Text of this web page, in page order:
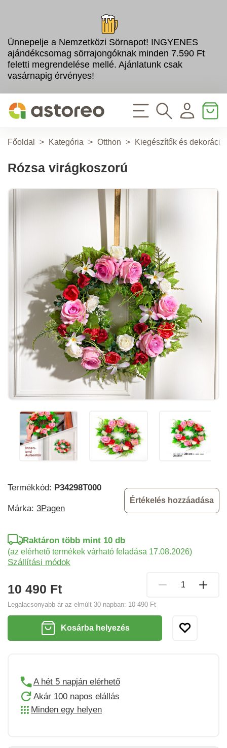
Ünnepelje a Nemzetközi Sörnapot! INGYENES
ajándékcsomag sörrajongóknak minden 7.590 Ft
feletti megrendelése mellé. Ajánlatunk csak
vasárnapig érvényes!
Főoldal > Kategória > Otthon > Kiegészítők és
Rózsa virágkoszorú
Termékkód: P34298T000
Márka: 3Pagen
Értékelés hozzáadása
10 490 Ft
Legalacsonyabb ár az elmúlt 30 napban: 10 490 Ft
Raktáron több mint 10 db
(az elérhető termékek várható feladása 17.08.2026)
Szállítási módok
Kosárba helyezés
A hét 5 napján elérhető
Akár 100 napos elállás
Minden egy helyen